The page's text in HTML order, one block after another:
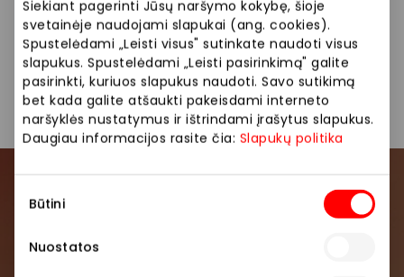
Siekiant pagerinti Jūsų naršymo kokybę, šioje
svetainėje naudojami slapukai (ang. cookies).
Spustelėdami „Leisti visus" sutinkate naudoti visus
slapukus. Spustelėdami „Leisti pasirinkimą" galite
pasirinkti, kuriuos slapukus naudoti. Savo sutikimą
bet kada galite atšaukti pakeisdami interneto
naršyklės nustatymus ir ištrindami įrašytus slapukus.
Daugiau informacijos rasite čia: Slapukų politika
pasirinkimas
Būtini
Nuostatos
daug kitų žaidimų jūsų vaikų laisvalaikiui!
Parduotuvės Vaikų prekės